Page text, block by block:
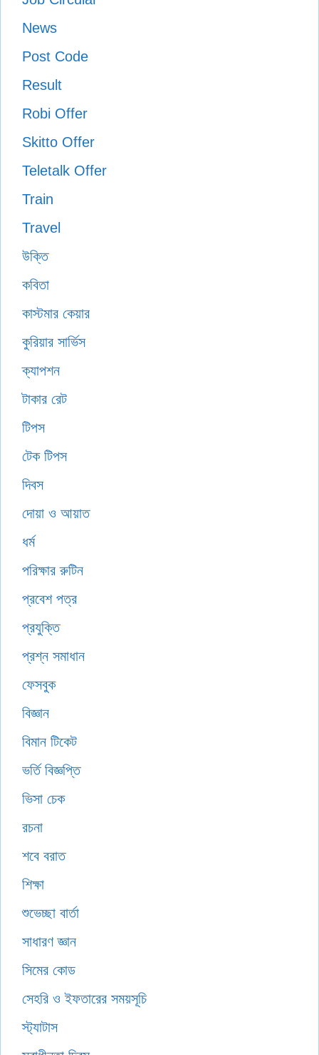
News
Post Code
Result
Robi Offer
Skitto Offer
Teletalk Offer
Train
Travel
উক্তি
কবিতা
কাস্টমার কেয়ার
কুরিয়ার সার্ভিস
ক্যাপশন
টাকার রেট
টিপস
টেক টিপস
দিবস
দোয়া ও আয়াত
ধর্ম
পরিক্ষার রুটিন
প্রবেশ পত্র
প্রযুক্তি
প্রশ্ন সমাধান
ফেসবুক
বিজ্ঞান
বিমান টিকেট
ভর্তি বিজ্ঞপ্তি
ভিসা চেক
রচনা
শবে বরাত
শিক্ষা
শুভেচ্ছা বার্তা
সাধারণ জ্ঞান
সিমের কোড
সেহরি ও ইফতারের সময়সূচি
স্ট্যাটাস